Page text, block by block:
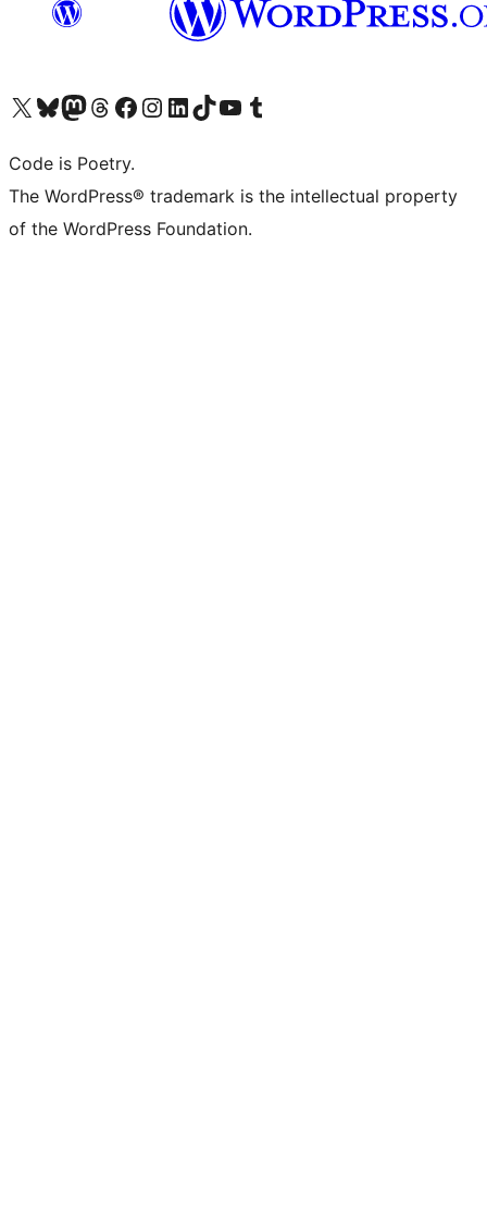
Navštivte náš účet na X (dříve Twitter)
Navštivte náš Bluesky účetNavštivte náš účet Mastodon
Navštivte náš Threads účetNavštivte naši stránku na Facebooku
Navštivte náš Instagram účetNavštivte náš LinkedIn účetNavštivte náš TikTok účetNavštivte náš YouTube kanálNavštivte náš Tumblr účet
Code is Poetry.
The WordPress® trademark is the intellectual property
of the WordPress Foundation.